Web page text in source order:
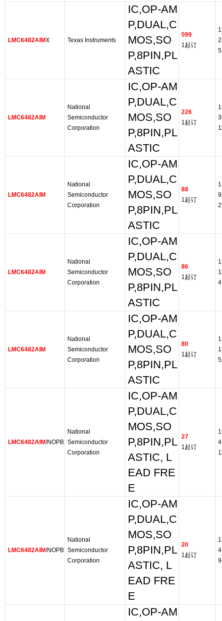
LMC6482AIMX Texas Instruments
IC,OP-AM
P,DUAL,C
MOS,SO
P,8PIN,PL
ASTIC
599
1起订
LMC6482AIM
National
Semiconductor
Corporation
IC,OP-AM
P,DUAL,C
MOS,SO
P,8PIN,PL
ASTIC
226
1起订
LMC6482AIM
National
Semiconductor
Corporation
IC,OP-AM
P,DUAL,C
MOS,SO
P,8PIN,PL
ASTIC
88
1起订
LMC6482AIM
National
Semiconductor
Corporation
IC,OP-AM
P,DUAL,C
MOS,SO
P,8PIN,PL
ASTIC
86
1起订
LMC6482AIM
National
Semiconductor
Corporation
IC,OP-AM
P,DUAL,C
MOS,SO
P,8PIN,PL
ASTIC
80
1起订
LMC6482AIM/NOPB
National
Semiconductor
Corporation
IC,OP-AM
P,DUAL,C
MOS,SO
P,8PIN,PL
ASTIC, L
EAD FRE
E
27
1起订
LMC6482AIM/NOPB
National
Semiconductor
Corporation
IC,OP-AM
P,DUAL,C
MOS,SO
P,8PIN,PL
ASTIC, L
EAD FRE
E
20
1起订
IC,OP-AM